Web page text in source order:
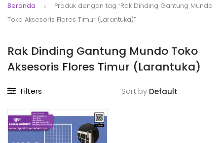
Beranda
Produk dengan tag “Rak Dinding Gantung Mundo
Toko Aksesoris Flores Timur (Larantuka)”
Rak Dinding Gantung Mundo Toko
Aksesoris Flores Timur (Larantuka)
Filters Sort by